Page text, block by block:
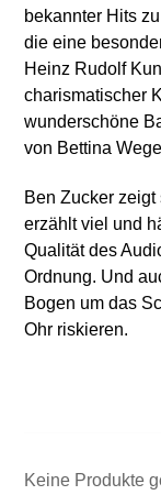
bekannter Hits
die eine
Heinz Rudolf
charismatischer
wunderschöne
von Bettina
Ben Zucker
erzählt viel und
Qualität des
Ordnung. Und
Bogen um das
Ohr riskieren.
Keine Produkte